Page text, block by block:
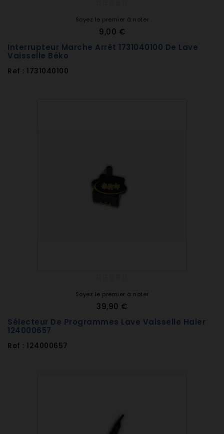
Soyez le premier à noter
9,00 €
Interrupteur Marche Arrêt 1731040100 De Lave
Vaisselle Béko
Ref : 1731040100
Soyez le premier à noter
39,90 €
Sélecteur De Programmes Lave Vaisselle Haier
124000657
Ref : 124000657